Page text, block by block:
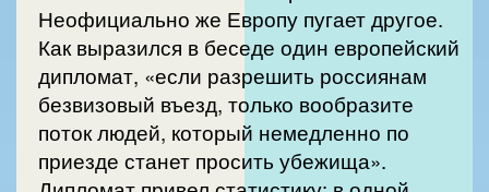
Неофициально же Европу пугает другое.
Как выразился в беседе один европейский
дипломат, «если разрешить россиянам
безвизовый въезд, только вообразите
поток людей, который немедленно по
приезде станет просить убежища».